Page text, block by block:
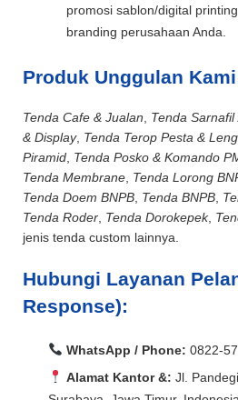
promosi sablon/digital
branding perusahaan Anda.
Produk Unggulan
Tenda Cafe & Jualan Tenda
& Display, Tenda Terop Pesta &
Piramid Tenda Posko & Komando
Tenda Membrane Tenda Lorong
Tenda Doem BNPB Tenda BNPB
Tenda Roder Tenda Dorokepek,
jenis tenda custom lainnya.
Hubungi Layanan
Response):
WhatsApp / Phone: 0822-
Alamat Kantor &: Jl.